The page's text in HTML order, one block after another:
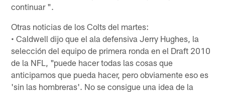
continuar ".
Otras noticias de los Colts del martes:
• Caldwell dijo que el ala defensiva Jerry Hughes, la
selección del equipo de primera ronda en el Draft 2010
de la NFL, "puede hacer todas las cosas que
anticipamos que pueda hacer, pero obviamente eso es
'sin las hombreras'. No se consigue una idea de la